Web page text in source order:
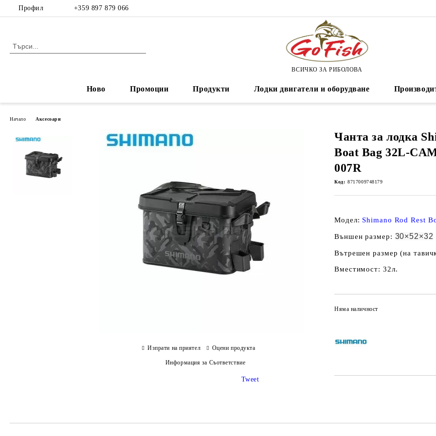
Профил +359 897 879 066
ВСИЧКО ЗА РИБОЛОВА
Ново Промоции Продукти Лодки двигатели и оборудване
Начало Аксесоари
Чанта за лодка
Boat Bag 32L-
007R
Код: 8717009748179
Модел: Shimano Rod Rest
Външен размер: 30×52×32
Вътрешен размер (на
Вместимост: 32л.
Няма наличност
Изпрати на приятел Оцени продукта
Информация за Съответствие
Tweet